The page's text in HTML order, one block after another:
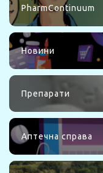
PharmContinuum
Новини
Препарати
Аптечна справа